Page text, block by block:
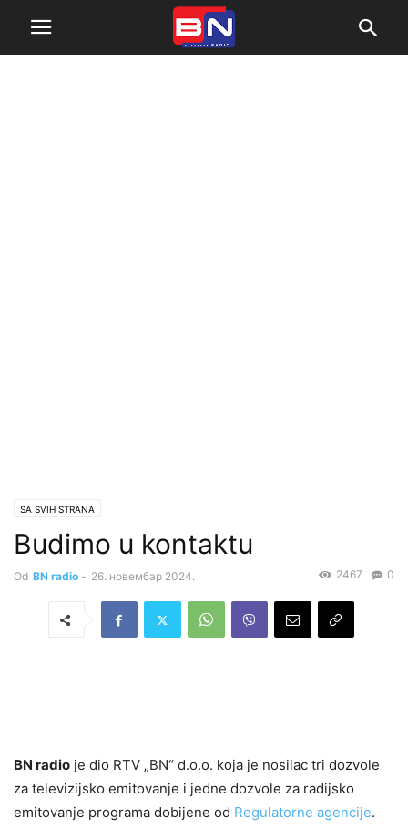
SA SVIH STRANA
Budimo u kontaktu
Od BN radio - 26. новембар 2024. 0
2467
BN radio je dio RTV „BN“ d.o.o. koja je nosilac tri dozvole
za televizijsko emitovanje i jedne dozvole za radijsko
emitovanje programa dobijene od Regulatorne agencije.